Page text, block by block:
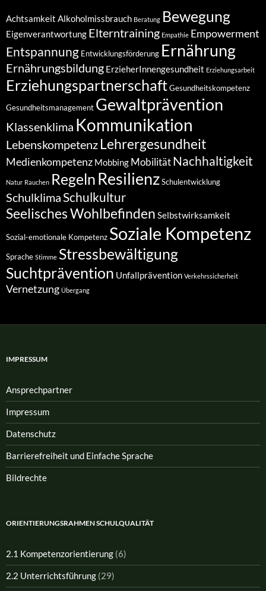
Achtsamkeit Alkoholmissbrauch Beratung Bewegung
Eigenverantwortung Elterntraining Empathie Empowerment
Entspannung Entwicklungsförderung Ernährung
Ernährungsbildung ErzieherInnengesundheit Erziehungsarbeit
ErziehungspartnerschaftGesundheitskompetenz
Gesundheitsmanagement Gewaltprävention
Klassenklima Kommunikation
Lebenskompetenz Lehrergesundheit
Medienkompetenz Mobbing MobilitätNachhaltigkeit
Natur Rauchen Regeln ResilienzSchulentwicklung
Schulklima Schulkultur
Seelisches Wohlbefinden Selbstwirksamkeit
Sozial-emotionale Kompetenz Soziale Kompetenz
Sprache Stimme Stressbewältigung
Suchtprävention Unfallprävention Verkehrssicherheit
Vernetzung Übergang
IMPRESSUM
Ansprech­partner
Impressum
Datenschutz
Barrierefreiheit und Einfache Sprache
Bildrechte
ORIENTIERUNGSRAHMEN SCHULQUALITÄT
2.1 Kompetenzorientierung (6)
2.2 Unterrichtsführung (29)